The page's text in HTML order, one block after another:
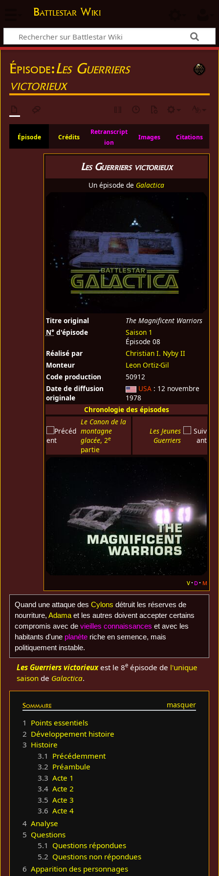
Battlestar Wiki
Épisode:Les Guerriers
victorieux
Épisode Crédits
Retranscript
ion
Images Citations
Les Guerriers victorieux
Un épisode de Galactica
Titre original
The Magnificent Warriors
N°d'épisode
Saison 1
Épisode 08
Réalisé par
Christian I. Nyby II
Monteur
Leon Ortiz-Gil
Code production
50912
Date de diffusion
originale
USA: 12 novembre
1978
Chronologie des épisodes
Le Canon de la
montagne
glacée, 2e
partie
Les Jeunes
Guerriers
v d m
Quand une attaque des Cylons détruit les réserves de
nourriture, Adamaet les autres doivent accepter certains
compromis avec de vieilles connaissances et avec les
habitants d'une planèteriche en semence, mais
politiquement instable.
Les Guerriers victorieuxest le 8e épisode de l'unique
saison de Galactica.
Sommaire
1 Points essentiels
2 Développement histoire
3 Histoire
3.1 Précédemment
3.2 Préambule
3.3 Acte 1
3.4 Acte 2
3.5 Acte 3
3.6 Acte 4
4 Analyse
5 Questions
5.1 Questions répondues
5.2 Questions non répondues
6 Apparition des personnages